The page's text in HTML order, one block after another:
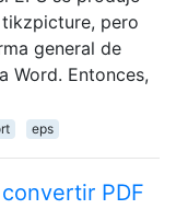
pero
general de
Word. Entonces,
eps
PDF